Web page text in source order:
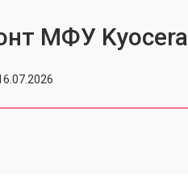
МФУ Kyocera